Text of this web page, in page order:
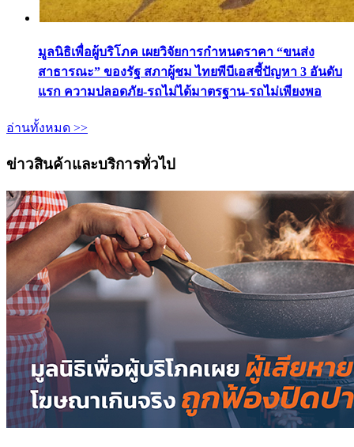
มูลนิธิเพื่อผู้บริโภค เผยวิจัยการกำหนดราคา “ขนส่ง
สาธารณะ” ของรัฐ สภาผู้ชม ไทยพีบีเอสชี้ปัญหา 3 อันดับ
แรก ความปลอดภัย-รถไม่ได้มาตรฐาน-รถไม่เพียงพอ
อ่านทั้งหมด >>
ข่าวสินค้าและบริการทั่วไป